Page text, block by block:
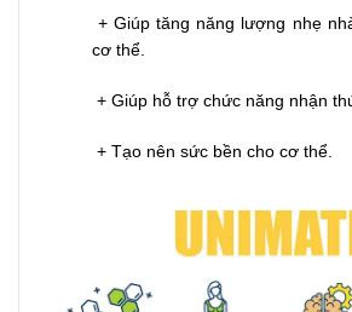
+ Giúp tăng năng lượng nhẹ
cơ thể.
+ Giúp hỗ trợ chức năng nhận
+ Tạo nên sức bền cho cơ thể.